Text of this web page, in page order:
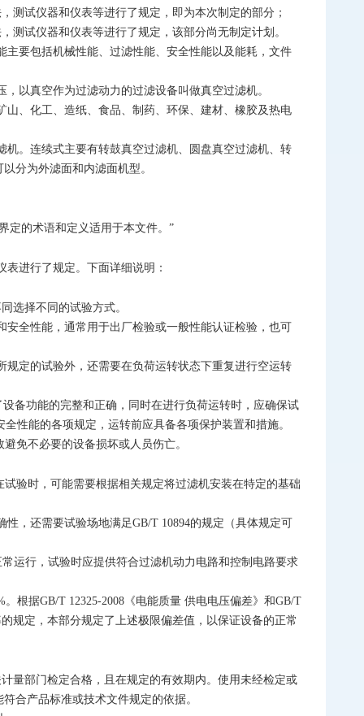
试仪器和仪表等进行了规定，即为本次制定的部分；
试仪器和仪表等进行了规定，该部分尚无制定计划。
要包括机械性能、过滤性能、安全性能以及能耗，文件
以真空作为过滤动力的过滤设备叫做真空过滤机。
、化工、造纸、食品、制药、环保、建材、橡胶及热电
。连续式主要有转鼓真空过滤机、圆盘真空过滤机、转
分为外滤面和内滤面机型。
定的术语和定义适用于本文件。”
进行了规定。下面详细说明：
选择不同的试验方式。
全性能，通常用于出厂检验或一般性能认证检验，也可
定的试验外，还需要在负荷运转状态下重复进行空运转
备功能的完整和正确，同时在进行负荷运转时，应确保试
性能的各项规定，运转前应具备各项保护装置和措施。
免不必要的设备损坏或人员伤亡。
验时，可能需要根据相关规定将过滤机安装在特定的基础
，还需要试验场地满足GB/T 10894的规定（具体规定可
运行，试验时应提供符合过滤机动力电路和控制电路要求
根据GB/T 12325-2008《电能质量 供电电压偏差》和GB/T
规定，本部分规定了上述极限偏差值，以保证设备的正常
量部门检定合格，且在规定的有效期内。使用未经检定或
合产品标准或技术文件规定的依据。